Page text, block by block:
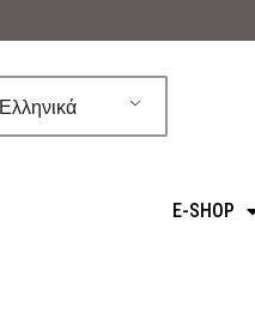
Ελληνικά
E-SHOP